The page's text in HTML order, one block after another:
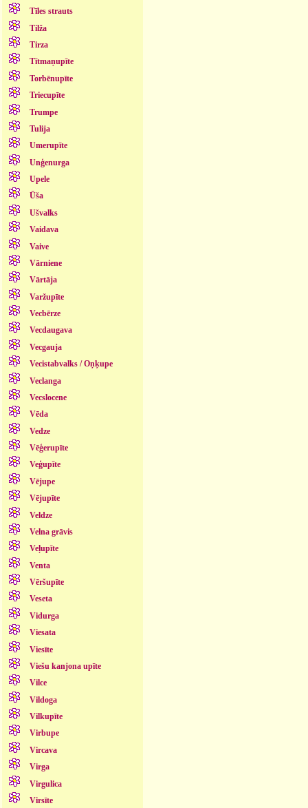
Tīles strauts
Tilža
Tirza
Tītmaņupīte
Torbēnupīte
Triecupīte
Trumpe
Tulija
Umerupīte
Unģenurga
Upele
Ūša
Ušvalks
Vaidava
Vaive
Vārniene
Vārtāja
Varžupīte
Vecbērze
Vecdaugava
Vecgauja
Vecistabvalks / Oņķupe
Veclanga
Vecslocene
Vēda
Vedze
Vēģerupīte
Veģupīte
Vējupe
Vējupīte
Veldze
Velna grāvis
Veļupīte
Venta
Vēršupīte
Veseta
Vidurga
Viesata
Viesīte
Viešu kanjona upīte
Vilce
Vildoga
Vilkupīte
Virbupe
Vircava
Virga
Virgulica
Virsīte